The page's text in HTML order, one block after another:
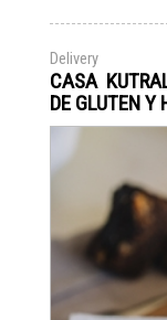
Delivery
CASA
DE GLUTEN Y